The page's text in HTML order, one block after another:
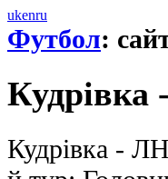
ukenru
Футбол:
Кудрівка -